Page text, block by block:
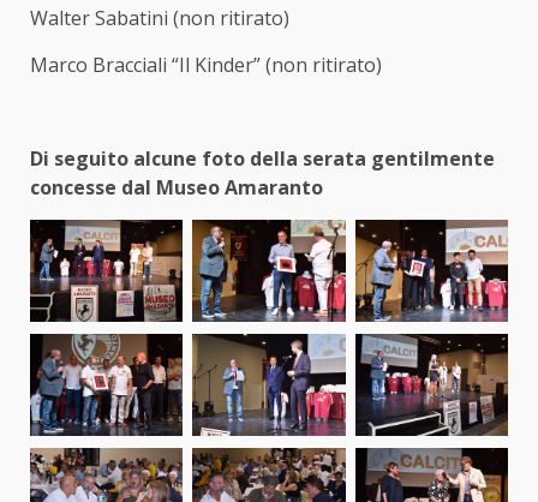
Walter Sabatini (non ritirato)
Marco Bracciali “Il Kinder” (non ritirato)
Di seguito alcune foto della serata gentilmente
concesse dal Museo Amaranto